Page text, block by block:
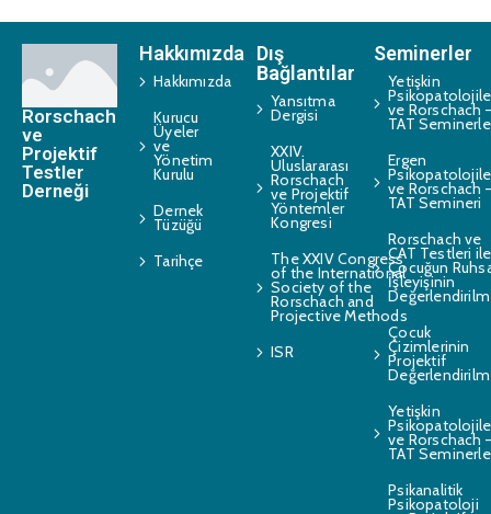
Rorschach
ve
Projektif
Testler
Derneği
Hakkımızda
Hakkımızda
Kurucu
Üyeler
ve
Yönetim
Kurulu
Dernek
Tüzüğü
Tarihçe
Dış
Bağlantılar
Yansıtma
Dergisi
XXIV.
Uluslararası
Rorschach
ve Projektif
Yöntemler
Kongresi
The XXIV Congress
of the International
Society of the
Rorschach and
Projective Methods
ISR
Seminerler
Yetişkin
ve Rorschach
TAT
Ergen
ve Rorschach
TAT Semineri
Rorschach ve
CAT Testleri ile
Çocuğun
İşleyişinin
Çocuk
Çizimlerinin
Projektif
Yetişkin
ve Rorschach
TAT
Psikanalitik
Psikopatoloji